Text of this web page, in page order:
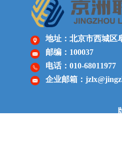
地址：北京市西城区
邮编：100037
电话：010-68011977
企业邮箱：